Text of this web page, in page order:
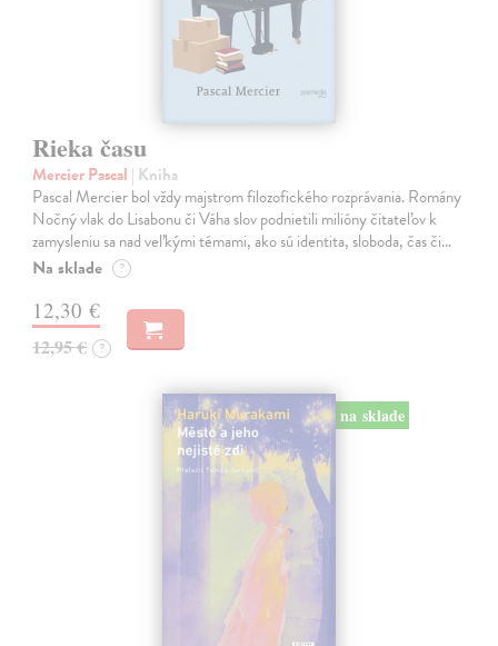
Rieka času
Mercier Pascal | Kniha
Pascal Mercier bol vždy majstrom filozofického rozprávania. Romány
Nočný vlak do Lisabonu či Váha slov podnietili milióny čitateľov k
zamysleniu sa nad veľkými témami, ako sú identita, sloboda, čas či…
Na sklade ?
12,30 €
12,95 € ?
na sklade